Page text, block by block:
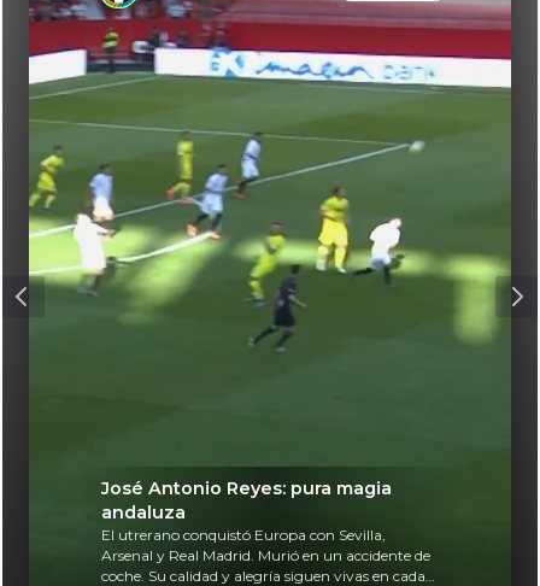
José Antonio Reyes: pura magia
andaluza
El utrerano conquistó Europa con Sevilla,
Arsenal y Real Madrid. Murió en un accidente de
coche. Su calidad y alegría siguen vivas en cada